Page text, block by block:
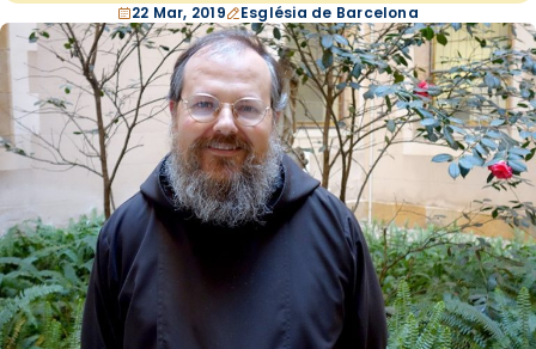
22 Mar, 2019 Església de Barcelona